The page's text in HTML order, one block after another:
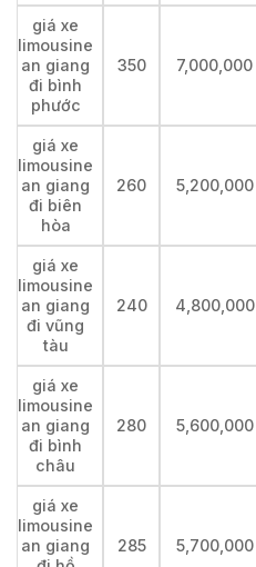
giá xe
limousine
an giang
đi bình
phước
350 7,000,000
giá xe
limousine
an giang
đi biên
hòa
260 5,200,000
giá xe
limousine
an giang
đi vũng
tàu
240 4,800,000
giá xe
limousine
an giang
đi bình
châu
280 5,600,000
giá xe
limousine
an giang
285 5,700,000